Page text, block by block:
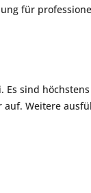
für
sind
auf. Weitere